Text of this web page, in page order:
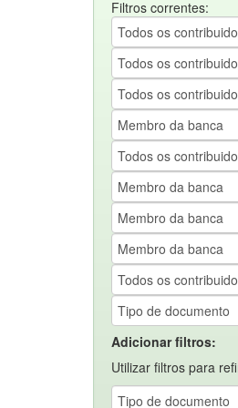
Filtros correntes:
Adicionar filtros:
Utilizar filtros para